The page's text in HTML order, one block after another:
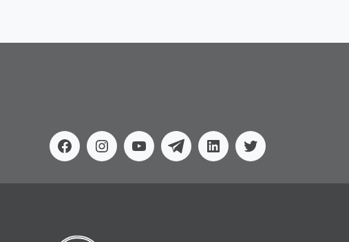
FacebookInstagram
YoutubeTelegramLinkedinTwitter